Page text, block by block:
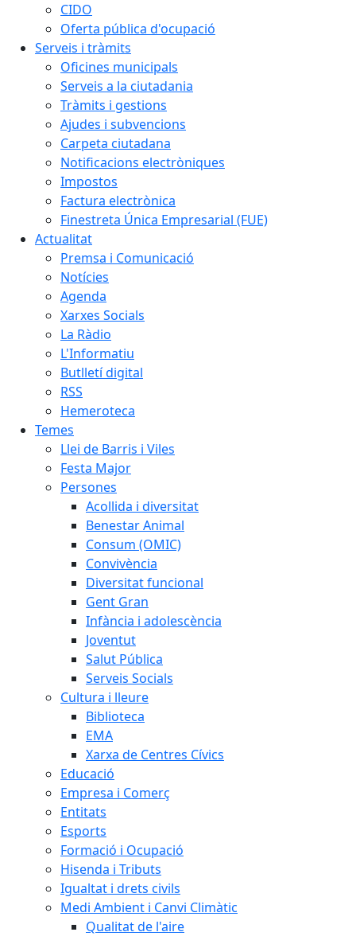
CIDO
Oferta pública d'ocupació
Serveis i tràmits
Oficines municipals
Serveis a la ciutadania
Tràmits i gestions
Ajudes i subvencions
Carpeta ciutadana
Notificacions electròniques
Impostos
Factura electrònica
Finestreta Única Empresarial (FUE)
Actualitat
Premsa i Comunicació
Notícies
Agenda
Xarxes Socials
La Ràdio
L'Informatiu
Butlletí digital
RSS
Hemeroteca
Temes
Llei de Barris i Viles
Festa Major
Persones
Acollida i diversitat
Benestar Animal
Consum (OMIC)
Convivència
Diversitat funcional
Gent Gran
Infància i adolescència
Joventut
Salut Pública
Serveis Socials
Cultura i lleure
Biblioteca
EMA
Xarxa de Centres Cívics
Educació
Empresa i Comerç
Entitats
Esports
Formació i Ocupació
Hisenda i Tributs
Igualtat i drets civils
Medi Ambient i Canvi Climàtic
Qualitat de l'aire